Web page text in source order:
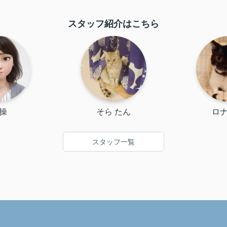
スタッフ紹介はこちら
そら たん ロ
スタッフ一覧